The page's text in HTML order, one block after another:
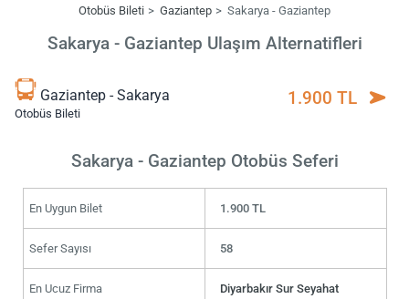
Otobüs Bileti Gaziantep Sakarya - Gaziantep
Sakarya - Gaziantep Ulaşım Alternatifleri
Gaziantep - Sakarya
Otobüs Bileti
1.900 TL
Sakarya - Gaziantep Otobüs Seferi
En Uygun Bilet 1.900 TL
Sefer Sayısı 58
En Ucuz Firma Diyarbakır Sur Seyahat